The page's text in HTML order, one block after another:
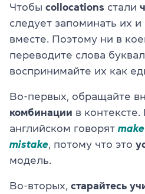
Чтобы collocations стали
следует запоминать их и
вместе. Поэтому ни в
переводите слова
воспринимайте их как
Во-первых, обращайте
комбинации в
английском говорят
mistake , потому что это
модель.
Во-вторых, старайтесь